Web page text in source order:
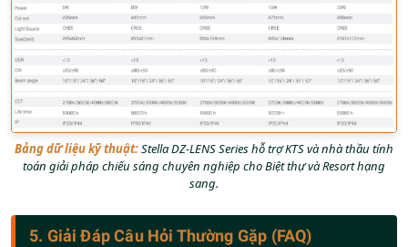
Bảng dữ liệu kỹ thuật:Stella DZ-LENS Series hỗ trợ KTS và nhà thầu tính
toán giải pháp chiếu sáng chuyên nghiệp cho Biệt thự và Resort hạng
sang.
5. Giải Đáp Câu Hỏi Thường Gặp (FAQ)